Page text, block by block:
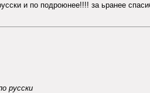
и по подроюнее!!!! за ьранее
русски